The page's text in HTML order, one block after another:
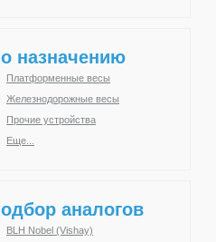
назначению
Платформенные весы
Железнодорожные весы
Прочие устройства
Еще...
аналогов
BLH Nobel (Vishay)